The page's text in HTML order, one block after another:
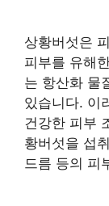
상황버섯은
피부를 유해
는 항산화 물
있습니다. 이
건강한 피부
황버섯을 섭
드름 등의 피